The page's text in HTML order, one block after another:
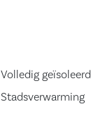
Volledig geïsoleerd
Stadsverwarming